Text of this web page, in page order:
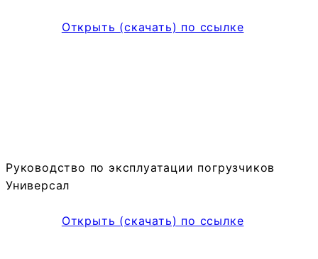
Открыть (скачать) по ссылке
Руководство по эксплуатации погрузчиков
Универсал
Открыть (скачать) по ссылке